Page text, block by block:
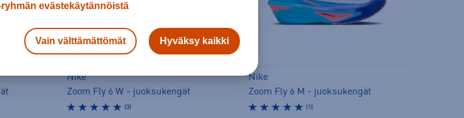
Nike
Zoom Fly 6 W - juoksukengät
(3)
Nike
Zoom Fly 6 M - juoksukengät
(1)
evästekäytännöistä
Vain välttämättömät Hyväksy kaikki